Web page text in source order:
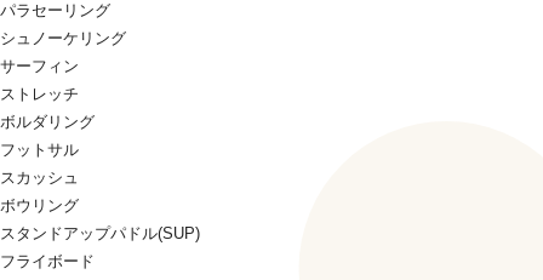
パラセーリング
シュノーケリング
サーフィン
ストレッチ
ボルダリング
フットサル
スカッシュ
ボウリング
スタンドアップパドル(SUP)
フライボード